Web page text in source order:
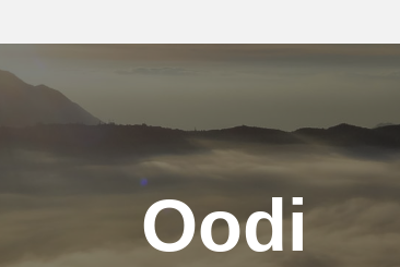
Oodi